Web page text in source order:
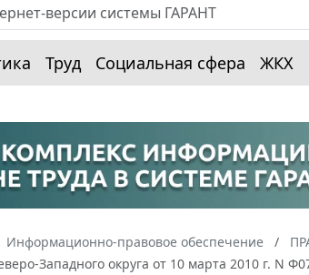
Труд Социальная сфера ЖКХ
Информационно-правовое обеспечение
Западного округа от 10 марта 2010 г. N